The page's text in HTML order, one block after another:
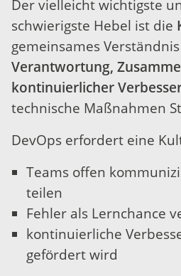
Der vielleicht wichtigste
schwierigste Hebel ist die
gemeinsames
Verantwortung,
kontinuierlicher
technische Maßnahmen
DevOps erfordert eine
Teams offen
teilen
Fehler als Lernchance
kontinuierliche
gefördert wird